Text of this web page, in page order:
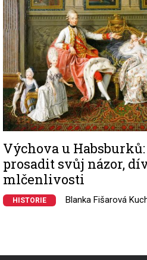
Výchova u
prosadit svůj názor,
mlčenlivosti
HISTORIE Blanka Fišarová